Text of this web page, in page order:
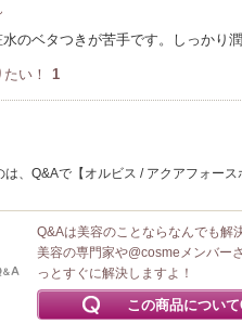
水のベタつきが苦手です。しっかり
い！ 1
は、Q&Aで【オルビス / アクアフォー
Q&Aは美容のことならなんでも解
美容の専門家や@cosmeメンバー
っとすぐに解決しますよ！
この商品につい